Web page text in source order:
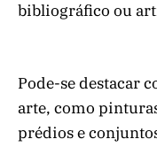
bibliográfico ou
Pode-se destacar
arte, como
prédios e